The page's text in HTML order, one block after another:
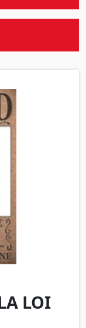
LOI